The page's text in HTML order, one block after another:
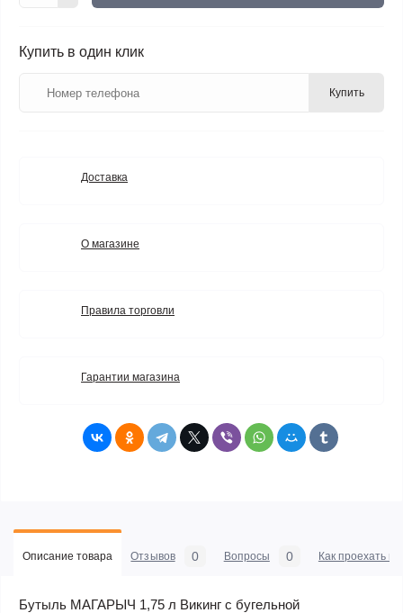
Купить в один клик
Купить
Доставка
О магазине
Правила торговли
Гарантии магазина
Описание товара Отзывов 0 Вопросы 0 Как проехать в
Бутыль МАГАРЫЧ 1,75 л Викинг с бугельной